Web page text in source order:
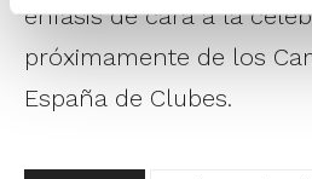
énfasis de cara a la
próximamente de los
España de Clubes.